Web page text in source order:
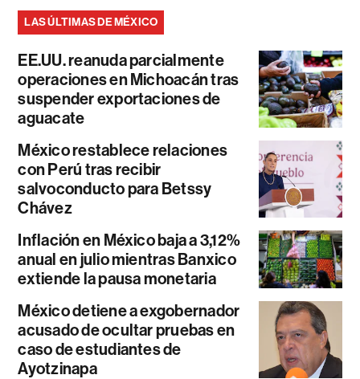
LAS ÚLTIMAS DE MÉXICO
EE.UU. reanuda parcialmente
operaciones en Michoacán tras
suspender exportaciones de
aguacate
México restablece relaciones
con Perú tras recibir
salvoconducto para Betssy
Chávez
Inflación en México baja a 3,12%
anual en julio mientras Banxico
extiende la pausa monetaria
México detiene a exgobernador
acusado de ocultar pruebas en
caso de estudiantes de
Ayotzinapa